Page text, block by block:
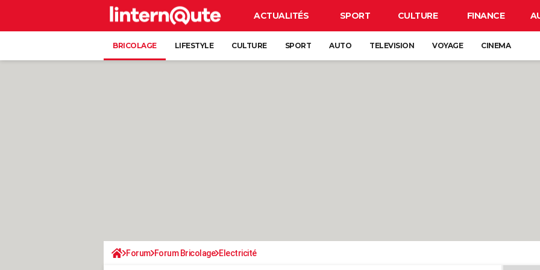
ACTUALITÉS SPORT CULTURE FINANCE
BRICOLAGE LIFESTYLE CULTURE SPORT AUTO TELEVISION VOYAGE CINEMA
Forum Forum Bricolage Electricité